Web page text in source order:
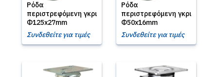
Ρόδα
περιστρεφόμενη γκρι
Φ125x27mm
Συνδεθείτε για τιμές
Ρόδα
περιστρεφόμενη γκρι
Φ50x16mm
Συνδεθείτε για τιμές